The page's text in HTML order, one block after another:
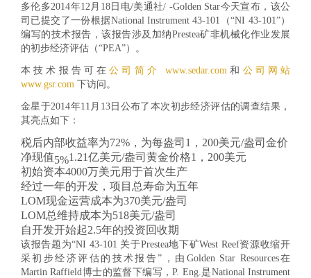
多伦多2014年12月18日电/美通社/ -Golden Star今天宣布，该公
司已提交了一份根据National Instrument 43-101（“NI 43-101”）
编写的技术报告，该报告涉及加纳Prestea矿非机械化作业发展
的初步经济评估（“PEA”）。
本技术报告可在公司简介 www.sedar.com 和 公司网站
www.gsr.com 下访问。
金星于2014年11月13日公布了本次初步经济评估的调查结果，
其亮点如下：
税后内部收益率为72%，为每盎司1，200美元/盎司金价
净现值5%1.21亿美元/盎司黄金价格1，200美元
初始资本4000万美元用于首次生产
经过一年的开发，项目总寿命为五年
LOM现金运营成本为370美元/盎司
LOM总维持成本为518美元/盎司
自开发开始起2.5年的投资回收期
该报告题为“NI 43-101 关于Prestea地下矿West Reef资源收缩开
采初步经济评估的技术报告”，由Golden Star Resources在
Martin Raffield博士的监督下编写，P. Eng.是National Instrument